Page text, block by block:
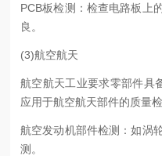
PCB板检测：检查电路板上
良。
(3)航空航天
航空航天工业要求零部件具
应用于航空航天部件的质量
航空发动机部件检测：如涡
测。